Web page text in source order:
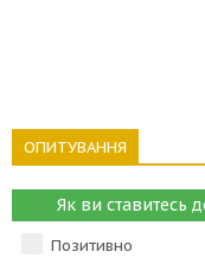
ОПИТУВАННЯ
Як ви ставитесь
Позитивно